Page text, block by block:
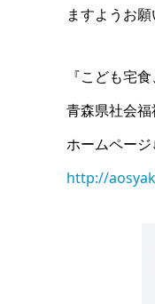
ますようお願
『こども宅
青森県社会
ホームページ
http://